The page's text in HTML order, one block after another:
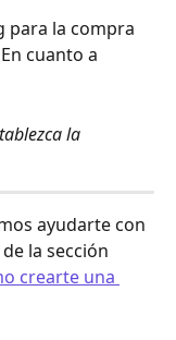
para la compra
cuanto a
la
ayudarte con
la sección
crearte una